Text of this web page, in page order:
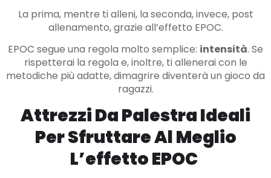
La prima, mentre ti alleni, la seconda, invece, post
allenamento, grazie all’effetto EPOC.
EPOC segue una regola molto semplice: intensità. Se
rispetterai la regola e, inoltre, ti allenerai con le
metodiche più adatte, dimagrire diventerà un gioco da
ragazzi.
Attrezzi Da Palestra Ideali
Per Sfruttare Al Meglio
L’effetto EPOC